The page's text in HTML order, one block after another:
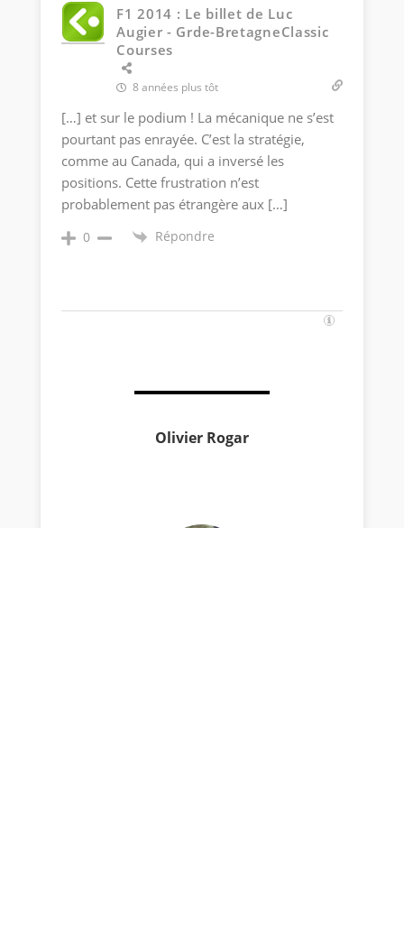
F1 2014 : Le billet de Luc
Augier - Grde-BretagneClassic
Courses
8 années plus tôt
[…] et sur le podium ! La mécanique ne s’est
pourtant pas enrayée. C’est la stratégie,
comme au Canada, qui a inversé les
positions. Cette frustration n’est
probablement pas étrangère aux […]
0 Répondre
Olivier Rogar